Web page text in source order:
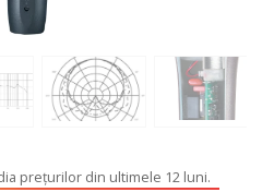
prețurilor din ultimele 12 luni.